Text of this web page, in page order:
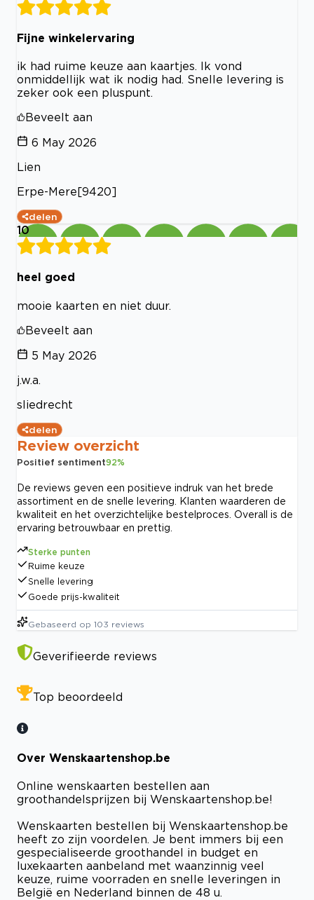
Fijne winkelervaring
ik had ruime keuze aan kaartjes. Ik vond
onmiddellijk wat ik nodig had. Snelle levering is
zeker ook een pluspunt.
Beveelt aan
6 May 2026
Lien
Erpe-Mere[9420]
delen
10
heel goed
mooie kaarten en niet duur.
Beveelt aan
5 May 2026
j.w.a.
sliedrecht
delen
Review overzicht
Positief sentiment92%
De reviews geven een positieve indruk van het brede
assortiment en de snelle levering. Klanten waarderen de
kwaliteit en het overzichtelijke bestelproces. Overall is de
ervaring betrouwbaar en prettig.
Sterke punten
Ruime keuze
Snelle levering
Goede prijs-kwaliteit
Gebaseerd op 103 reviews
Geverifieerde reviews
Top beoordeeld
Over Wenskaartenshop.be
Online wenskaarten bestellen aan
groothandelsprijzen bij Wenskaartenshop.be!
Wenskaarten bestellen bij Wenskaartenshop.be
heeft zo zijn voordelen. Je bent immers bij een
gespecialiseerde groothandel in budget en
luxekaarten aanbeland met waanzinnig veel
keuze, ruime voorraden en snelle leveringen in
België en Nederland binnen de 48 u.